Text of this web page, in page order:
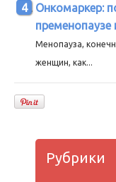
Онкомаркер:
пременопаузе
Менопауза,
женщин, как...
Рубрики